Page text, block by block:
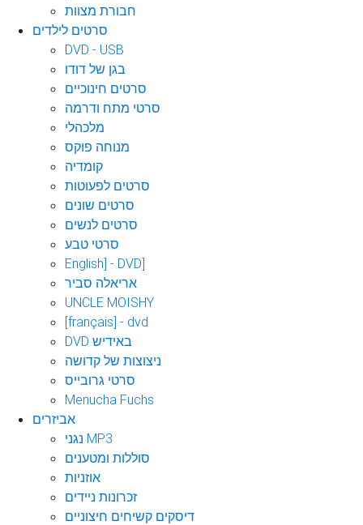
חבורת מצוות
סרטים לילדים
DVD - USB
בגן של דודו
סרטים חינוכיים
סרטי מתח ודרמה
מלכהלי
מנוחה פוקס
קומדיה
סרטים לפעוטות
סרטים שונים
סרטים לנשים
סרטי טבע
English] - DVD]
אריאלה סביר
UNCLE MOISHY
[français] - dvd
DVD באידיש
ניצוצות של קדושה
סרטי גרובייס
Menucha Fuchs
אביזרים
נגני MP3
סוללות ומטענים
אוזניות
זכרונות ניידים
דיסקים קשיחים חיצוניים